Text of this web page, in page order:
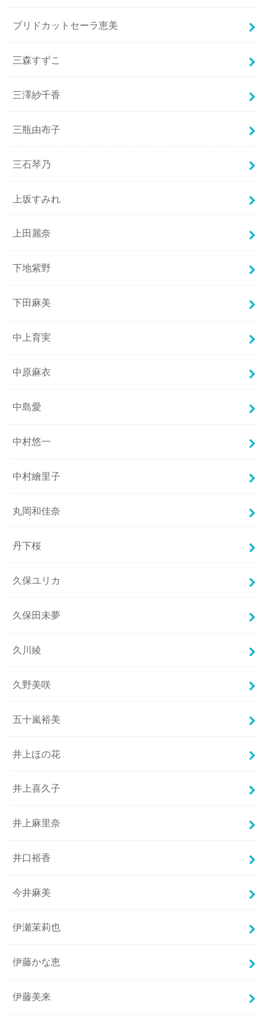
ブリドカットセーラ恵美
三森すずこ
三澤紗千香
三瓶由布子
三石琴乃
上坂すみれ
上田麗奈
下地紫野
下田麻美
中上育実
中原麻衣
中島愛
中村悠一
中村繪里子
丸岡和佳奈
丹下桜
久保ユリカ
久保田未夢
久川綾
久野美咲
五十嵐裕美
井上ほの花
井上喜久子
井上麻里奈
井口裕香
今井麻美
伊瀬茉莉也
伊藤かな恵
伊藤美来